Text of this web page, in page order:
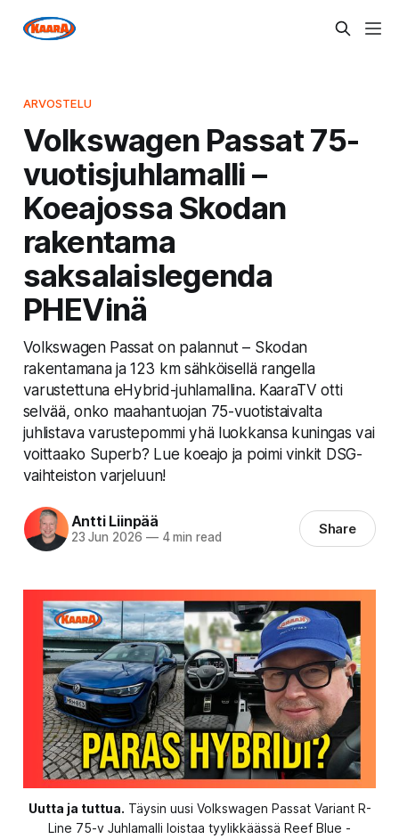
ARVOSTELU
Volkswagen Passat 75-
vuotisjuhlamalli –
Koeajossa Skodan
rakentama
saksalaislegenda
PHEVinä
Volkswagen Passat on palannut – Skodan
rakentamana ja 123 km sähköisellä rangella
varustettuna eHybrid-juhlamallina. KaaraTV otti
selvää, onko maahantuojan 75-vuotistaivalta
juhlistava varustepommi yhä luokkansa kuningas vai
voittaako Superb? Lue koeajo ja poimi vinkit DSG-
vaihteiston varjeluun!
Antti Liinpää
23 Jun 2026 —4 min read Share
Uutta ja tuttua. Täysin uusi Volkswagen Passat Variant R-
Line 75-v Juhlamalli loistaa tyylikkäässä Reef Blue -